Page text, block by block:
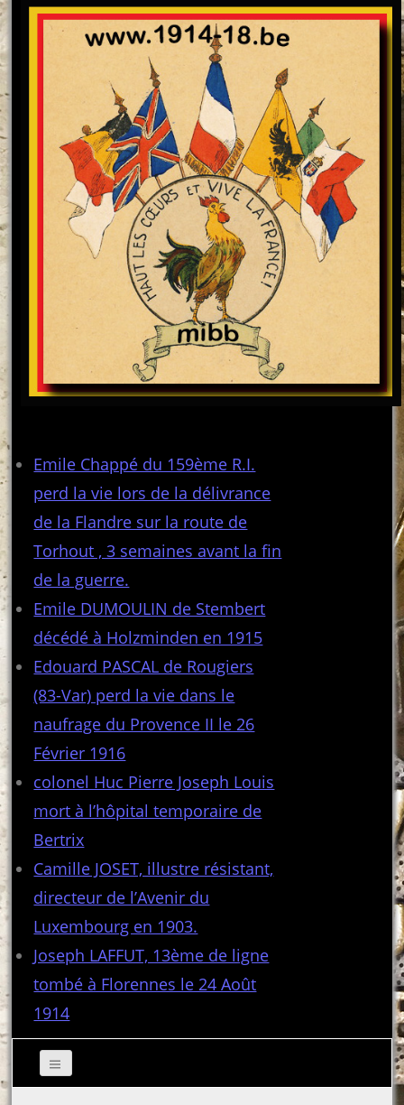
Emile Chappé du 159ème R.I.
perd la vie lors de la délivrance
de la Flandre sur la route de
Torhout , 3 semaines avant la fin
de la guerre.
Emile DUMOULIN de Stembert
décédé à Holzminden en 1915
Edouard PASCAL de Rougiers
(83-Var) perd la vie dans le
naufrage du Provence II le 26
Février 1916
colonel Huc Pierre Joseph Louis
mort à l’hôpital temporaire de
Bertrix
Camille JOSET, illustre résistant,
directeur de l’Avenir du
Luxembourg en 1903.
Joseph LAFFUT, 13ème de ligne
tombé à Florennes le 24 Août
1914